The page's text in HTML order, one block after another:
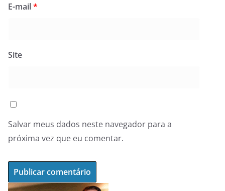
E-mail*
Site
Salvar meus dados neste navegador para a
próxima vez que eu comentar.